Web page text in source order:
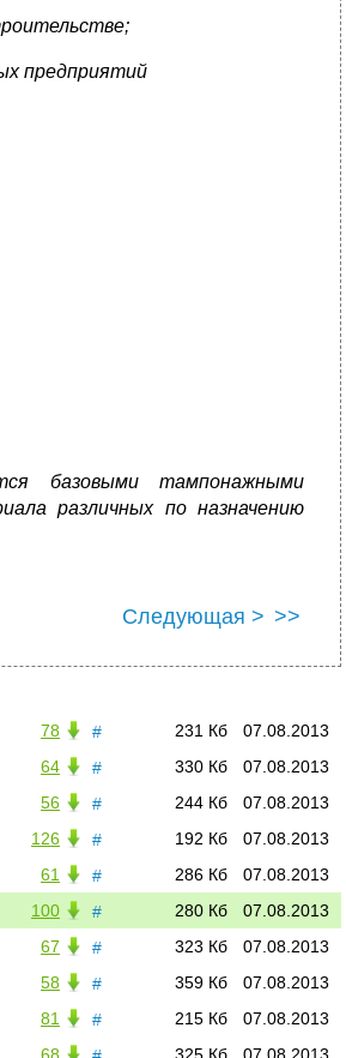
предприятий
базовыми тампонажными
различных по назначению
Следующая > >>
# 07.08.2013
231 Кб
78
#
07.08.2013
330 Кб
64
#
07.08.2013
244 Кб
56
#
07.08.2013
192 Кб
126
#
07.08.2013
286 Кб
61
#
07.08.2013
280 Кб
100
#
07.08.2013
323 Кб
67
#
07.08.2013
359 Кб
58
#
07.08.2013
215 Кб
81